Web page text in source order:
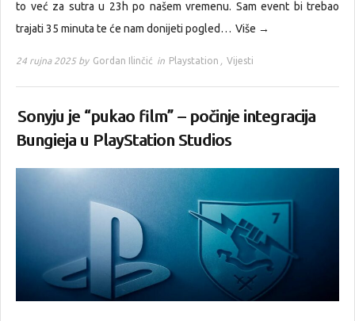
to već za sutra u 23h po našem vremenu. Sam event bi trebao
trajati 35 minuta te će nam donijeti pogled… Više →
24 rujna 2025 by Gordan Ilinčić in Playstation , Vijesti
Sonyju je “pukao film” – počinje integracija
Bungieja u PlayStation Studios